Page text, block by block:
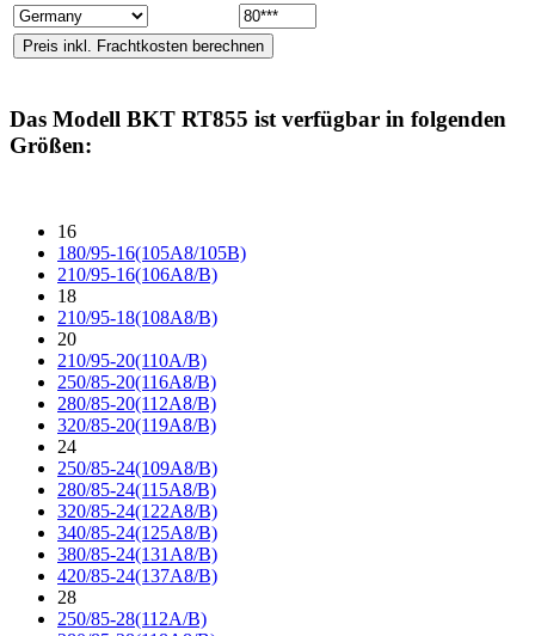
Das Modell BKT RT855 ist verfügbar in folgenden
Größen:
16
180/95-16(105A8/105B)
210/95-16(106A8/B)
18
210/95-18(108A8/B)
20
210/95-20(110A/B)
250/85-20(116A8/B)
280/85-20(112A8/B)
320/85-20(119A8/B)
24
250/85-24(109A8/B)
280/85-24(115A8/B)
320/85-24(122A8/B)
340/85-24(125A8/B)
380/85-24(131A8/B)
420/85-24(137A8/B)
28
250/85-28(112A/B)